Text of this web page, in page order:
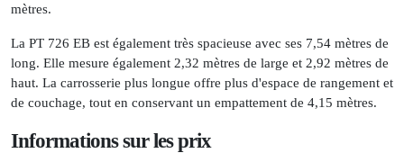
mètres.
La PT 726 EB est également très spacieuse avec ses 7,54 mètres de
long. Elle mesure également 2,32 mètres de large et 2,92 mètres de
haut. La carrosserie plus longue offre plus d'espace de rangement et
de couchage, tout en conservant un empattement de 4,15 mètres.
Informations sur les prix